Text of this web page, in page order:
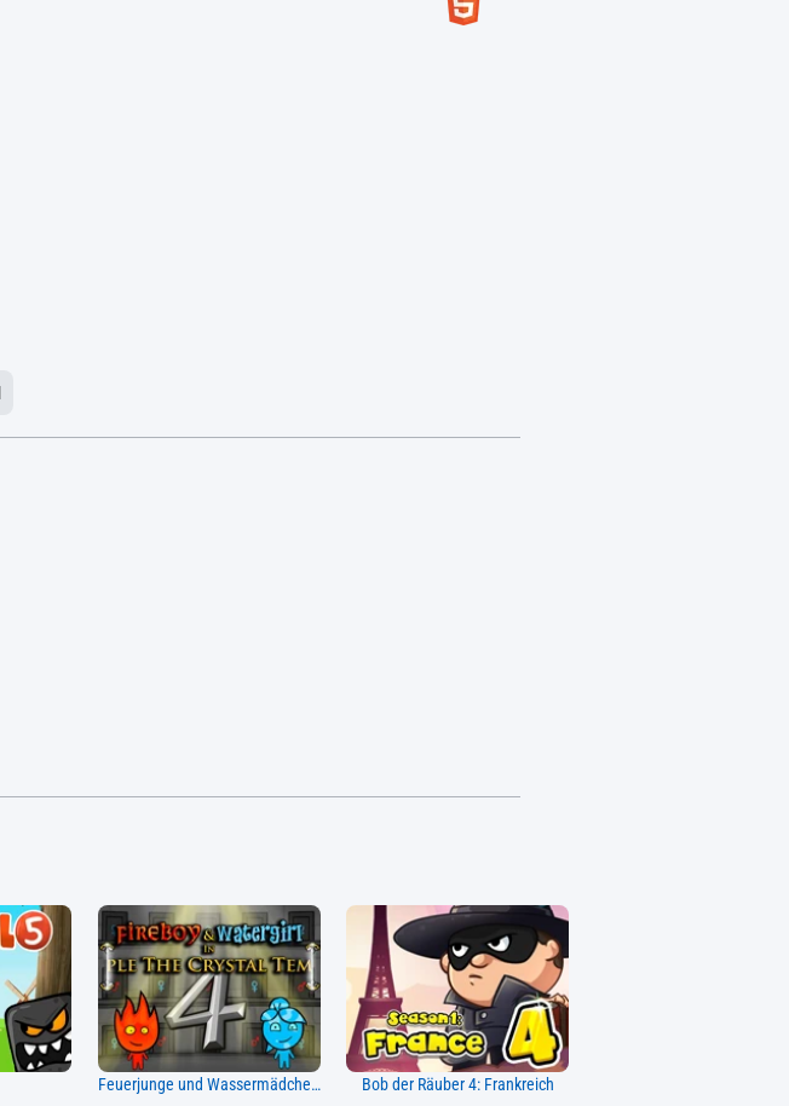
Feuerjunge und Wassermädchen 4: Kristalltempel Bob der Räuber 4: Frankreich